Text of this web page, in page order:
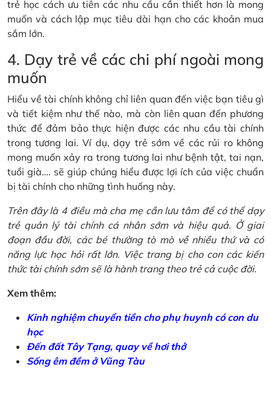
trẻ học cách ưu tiên các nhu cầu cần thiết hơn là mong
muốn và cách lập mục tiêu dài hạn cho các khoản mua
sắm lớn.
4. Dạy trẻ về các chi phí ngoài mong
muốn
Hiểu về tài chính không chỉ liên quan đến việc bạn tiêu gì
và tiết kiệm như thế nào, mà còn liên quan đến phương
thức để đảm bảo thực hiện được các nhu cầu tài chính
trong tương lai. Ví dụ, dạy trẻ sớm về các rủi ro không
mong muốn xảy ra trong tương lai như bệnh tật, tai nạn,
tuổi già…. sẽ giúp chúng hiểu được lợi ích của việc chuẩn
bị tài chính cho những tình huống này.
Trên đây là 4 điều mà cha mẹ cần lưu tâm để có thể dạy
trẻ quản lý tài chính cá nhân sớm và hiệu quả. Ở giai
đoạn đầu đời, các bé thường tò mò về nhiều thứ và có
năng lực học hỏi rất lớn. Việc trang bị cho con các kiến
thức tài chính sớm sẽ là hành trang theo trẻ cả cuộc đời.
Xem thêm:
Kinh nghiệm chuyển tiền cho phụ huynh có con du
học
Đến đất Tây Tạng, quay về hơi thở
Sống êm đềm ở Vũng Tàu